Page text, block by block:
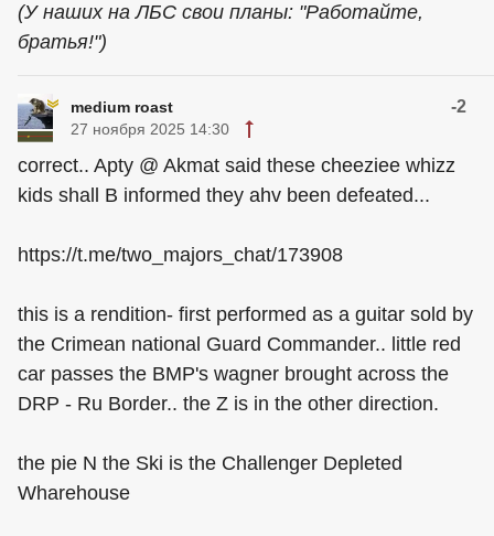
(У наших на ЛБС свои планы: "Работайте,
братья!")
medium roast -2
27 ноября 2025 14:30
correct.. Apty @ Akmat said these cheeziee whizz
kids shall B informed they ahv been defeated...
https://t.me/two_majors_chat/173908
this is a rendition- first performed as a guitar sold by
the Crimean national Guard Commander.. little red
car passes the BMP's wagner brought across the
DRP - Ru Border.. the Z is in the other direction.
the pie N the Ski is the Challenger Depleted
Wharehouse